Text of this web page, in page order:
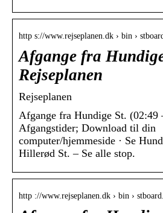
http s://www.rejseplanen.dk › bin ›
Afgange fra
Rejseplanen
Rejseplanen
Afgange fra Hundige St. (02:49
Afgangstider; Download til din
computer/hjemmeside · Se
Hillerød St. – Se alle stop.
http ://www.rejseplanen.dk › bin ›